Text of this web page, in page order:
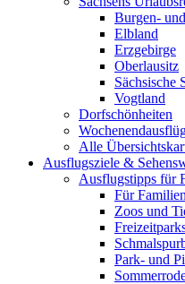
Burgen-
Elbland
Erzgebirge
Oberlausitz
Sächsische
Vogtland
Dorfschönheiten
Alle
Ausflugsziele &
Ausflugstipps für
Für Familien
Zoos und
Park- und